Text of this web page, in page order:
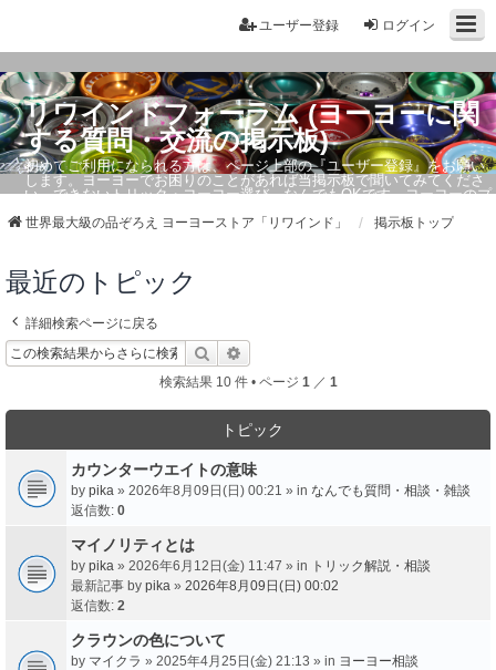
ログイン
ユーザー登録
リワインドフォーラム (ヨーヨーに関
する質問・交流の掲示板)
初めてご利用になられる方は、ページ上部の『ユーザー登録』をお願い
します。ヨーヨーでお困りのことがあれば当掲示板で聞いてみてくださ
い。できないトリック・ヨーヨー選び、なんでもOKです。ヨーヨーのプ
世界最大級の品ぞろえ ヨーヨーストア「リワインド」 掲示板トップ
最近のトピック
詳細検索ページに戻る
検索
検索結果 10 件 • ページ 1 ／ 1
トピック
カウンターウエイトの意味
by pika » 2026年8月09日(日) 00:21 » in なんでも質問・相談・雑談
返信数: 0
マイノリティとは
by pika » 2026年6月12日(金) 11:47 » in トリック解説・相談
最新記事 by pika » 2026年8月09日(日) 00:02
返信数: 2
クラウンの色について
by マイクラ » 2025年4月25日(金) 21:13 » in ヨーヨー相談